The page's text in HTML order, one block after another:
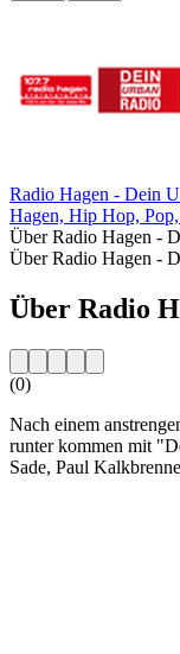
Radio Hagen - Dein
Hagen, Hip Hop,
Über Radio Hagen -
Über Radio Hagen -
Über Radio
(0)
Nach einem
runter kommen mit
Sade, Paul